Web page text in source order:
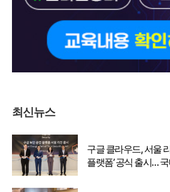
최신뉴스
구글 클라우드, 서울
플랫폼’ 공식 출시…